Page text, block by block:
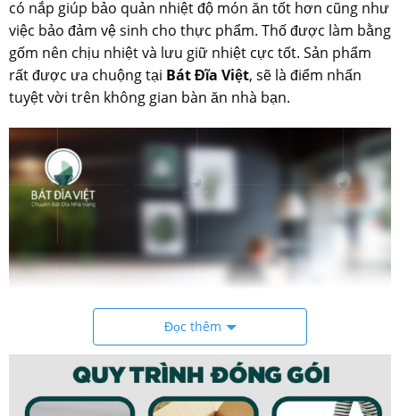
có nắp giúp bảo quản nhiệt độ món ăn tốt hơn cũng như
việc bảo đảm vệ sinh cho thực phẩm. Thố được làm bằng
gốm nên chịu nhiệt và lưu giữ nhiệt cực tốt. Sản phẩm
rất được ưa chuộng tại Bát Đĩa Việt, sẽ là điểm nhấn
tuyệt vời trên không gian bàn ăn nhà bạn.
Đọc thêm